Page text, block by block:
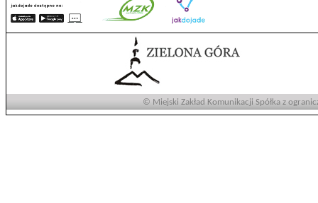
© Miejski Zakład Komunikacji Spółka z